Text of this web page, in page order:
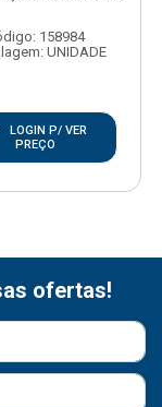
158984
UNIDADE
LOGIN P/ VER
PREÇO
ofertas!